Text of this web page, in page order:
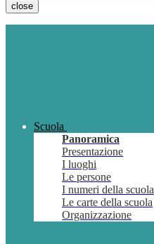
close
Scuola
Panoramica
Presentazione
I luoghi
Le persone
I numeri della scuola
Le carte della scuola
Organizzazione